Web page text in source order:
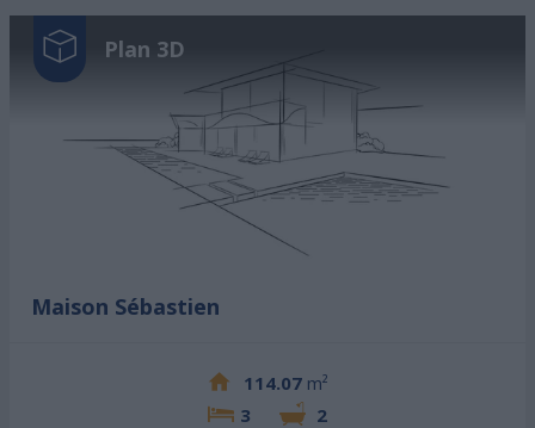
Plan 3D
Maison Sébastien
114.07 m²
3
2